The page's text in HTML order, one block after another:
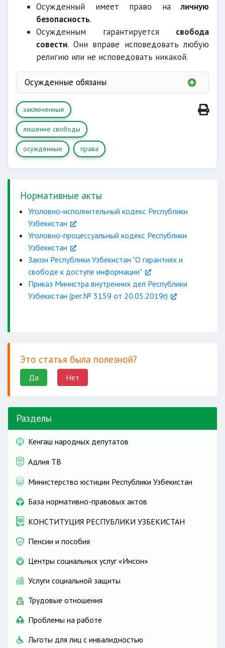
получать ответы
давать объяснения
пользоваться учебными
охрану здоровья
психологическую помощь
безопасные условия труда
дипломатическими представительствами и
Осужденный имеет право наличную
безопасность.
Осужденным гарантируется свобода
совести. Они вправе исповедовать любую
религию или не исповедовать никакой.
Осужденные обязаны
соблюдать порядок и условия
требования
заключенные
лишение свободы
осужденные права
Нормативные акты
Уголовно-исполнительный кодекс Республики
Узбекистан
Уголовно-процессуальный кодекс Республики
Узбекистан
Закон Республики Узбекистан "О гарантиях и
свободе к доступе информации"
Приказ Министра внутренних дел Республики
Узбекистан (рег.№ 3159 от 20.05.2019г)
Это статья была полезной?
Да Нет
Разделы
Кенгаш народных депутатов
Адлия ТВ
Министерство юстиции Республики Узбекистан
База нормативно-правовых актов
КОНСТИТУЦИЯ РЕСПУБЛИКИ УЗБЕКИСТАН
Пенсии и пособия
Центры социальных услуг «Инсон»
Услуги социальной защиты
Трудовые отношения
Проблемы на работе
Льготы для лиц с инвалидностью